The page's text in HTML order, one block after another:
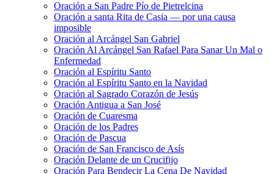
Oración a San Padre Pío de Pietrelcina
Oración a santa Rita de Casia — por una causa
imposible
Oración al Arcángel San Gabriel
Oración Al Arcángel San Rafael Para Sanar Un Mal o
Enfermedad
Oración al Espíritu Santo
Oración al Espíritu Santo en la Navidad
Oración al Sagrado Corazón de Jesús
Oración Antigua a San José
Oración de Cuaresma
Oración de los Padres
Oración de Pascua
Oración de San Francisco de Asís
Oración Delante de un Crucifijo
Oración Para Bendecir La Cena De Navidad